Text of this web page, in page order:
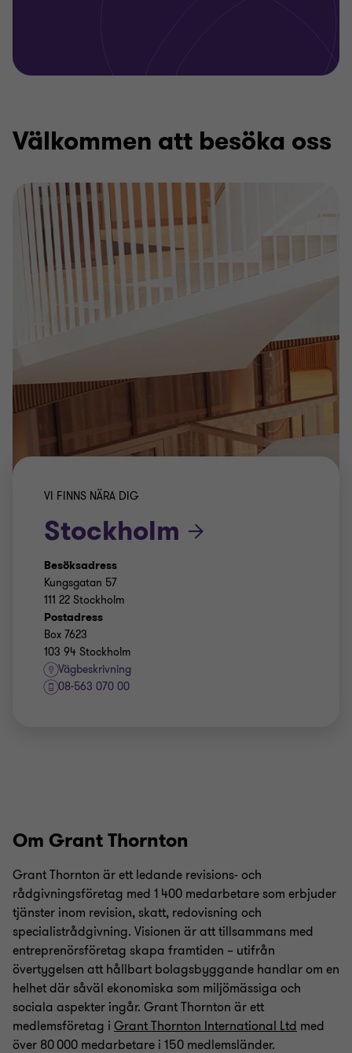
Välkommen att besöka oss
VI FINNS NÄRA DIG
Stockholm
Besöksadress
Kungsgatan 57
111 22 Stockholm
Postadress
Box 7623
103 94 Stockholm
Vägbeskrivning
08-563 070 00
Om Grant Thornton
Grant Thornton är ett ledande revisions- och
rådgivningsföretag med 1 400 medarbetare som erbjuder
tjänster inom revision, skatt, redovisning och
specialistrådgivning. Visionen är att tillsammans med
entreprenörsföretag skapa framtiden – utifrån
övertygelsen att hållbart bolagsbyggande handlar om en
helhet där såväl ekonomiska som miljömässiga och
sociala aspekter ingår. Grant Thornton är ett
medlemsföretag i Grant Thornton International Ltd med
över 80 000 medarbetare i 150 medlemsländer.